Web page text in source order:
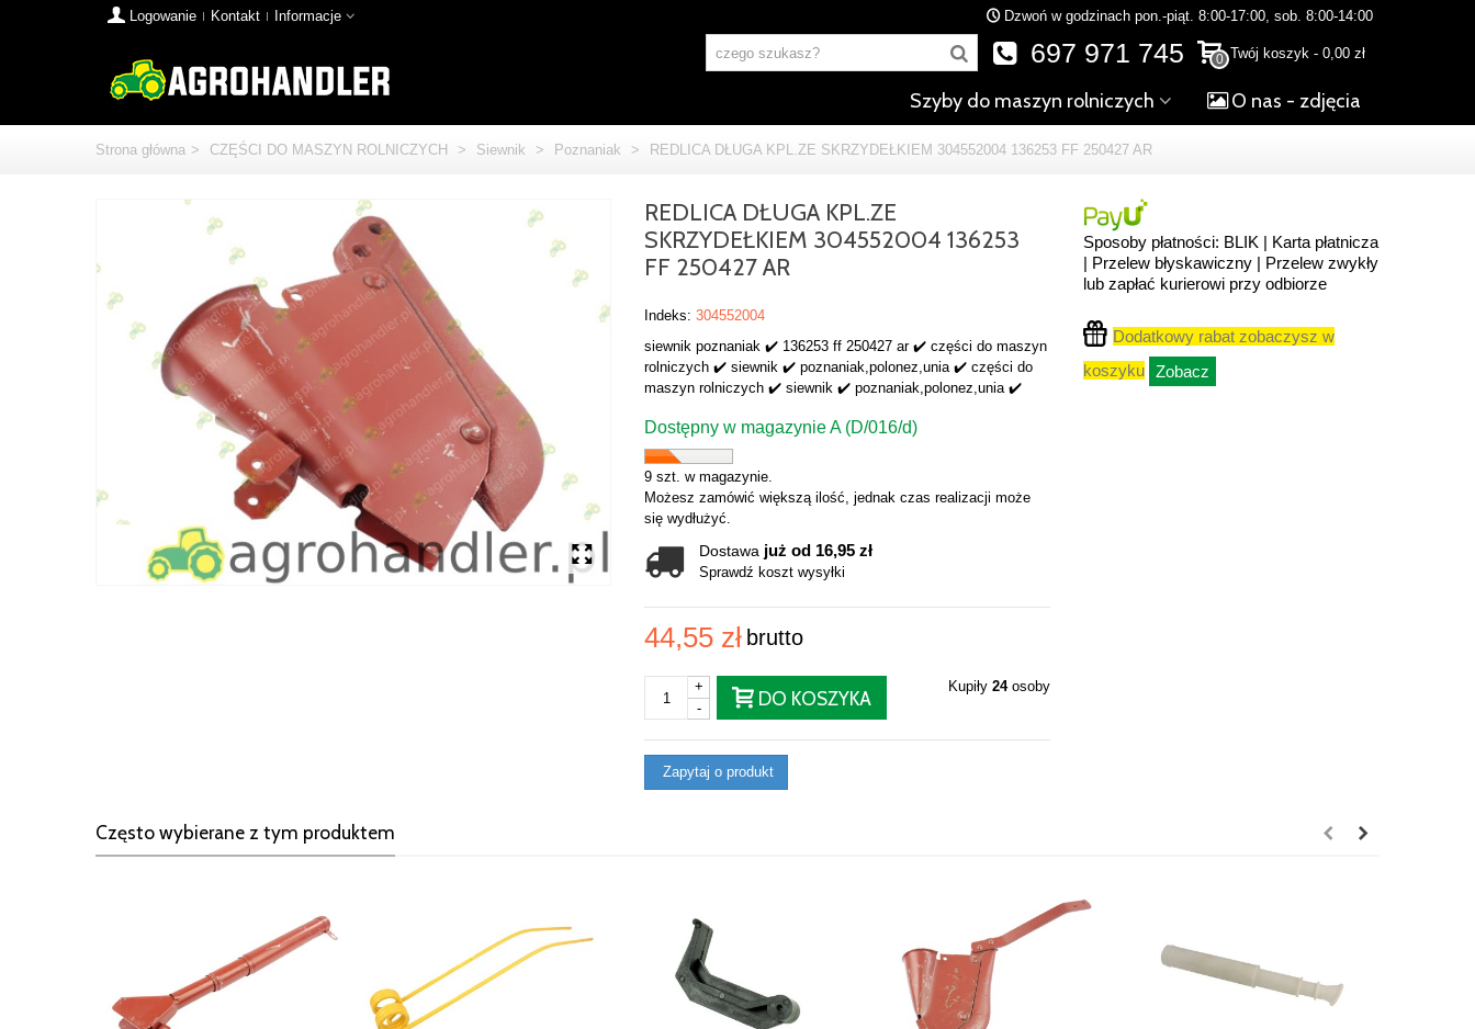
Logowanie Kontakt Informacje Dzwoń w godzinach pon.-piąt. 8:00-17:00, sob. 8:00-14:00
0 Twój koszyk - 0,00 zł
697 971 745
Szyby do maszyn rolniczych O nas - zdjęcia
Strona główna > CZĘŚCI DO MASZYN ROLNICZYCH > Siewnik > Poznaniak > REDLICA DŁUGA KPL.ZE SKRZYDEŁKIEM 304552004 136253 FF 250427 AR
REDLICA DŁUGA KPL.ZE
SKRZYDEŁKIEM 304552004 136253
FF 250427 AR
Indeks: 304552004
siewnik poznaniak ✔️ 136253 ff 250427 ar ✔️ części do maszyn
rolniczych ✔️ siewnik ✔️ poznaniak,polonez,unia ✔️ części do
maszyn rolniczych ✔️ siewnik ✔️ poznaniak,polonez,unia ✔️
Dostępny w magazynie A (D/016/d)
9 szt. w magazynie.
Możesz zamówić większą ilość, jednak czas realizacji może
się wydłużyć.
Dostawa już od 16,95 zł
Sprawdź koszt wysyłki
44,55 zł brutto
-
+
DO KOSZYKA
Kupiły 24osoby
Zapytaj o produkt
Sposoby płatności: BLIK | Karta płatnicza
| Przelew błyskawiczny | Przelew zwykły
lub zapłać kurierowi przy odbiorze
Dodatkowy rabat zobaczysz w
koszyku Zobacz
Często wybierane z tym produktem